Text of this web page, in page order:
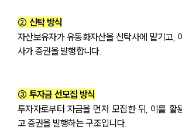
② 신탁 방식
자산보유자가 유동화자산을 신탁사에 맡기고,
사가 증권을 발행합니다.
③ 투자금 선모집 방식
투자자로부터 자금을 먼저 모집한 뒤, 이를 활
고 증권을 발행하는 구조입니다.